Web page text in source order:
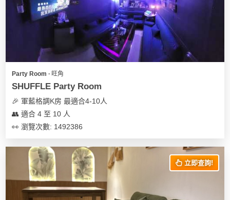
Party Room ∙ 旺角
SHUFFLE Party Room
🎉 軍藍格調K房 最適合4-10人
👥 適合 4 至 10 人
👀 瀏覽次數: 1492386
立即查詢!